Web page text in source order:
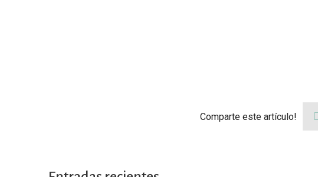
Comparte este artículo!